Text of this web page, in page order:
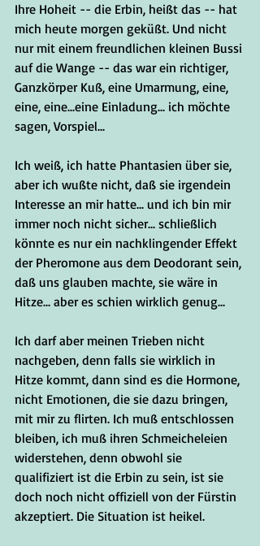
Ihre Hoheit -- die Erbin, heißt das -- hat
mich heute morgen geküßt. Und nicht
nur mit einem freundlichen kleinen Bussi
auf die Wange -- das war ein richtiger,
Ganzkörper Kuß, eine Umarmung, eine,
eine, eine...eine Einladung... ich möchte
sagen, Vorspiel...
Ich weiß, ich hatte Phantasien über sie,
aber ich wußte nicht, daß sie irgendein
Interesse an mir hatte... und ich bin mir
immer noch nicht sicher... schließlich
könnte es nur ein nachklingender Effekt
der Pheromone aus dem Deodorant sein,
daß uns glauben machte, sie wäre in
Hitze... aber es schien wirklich genug...
Ich darf aber meinen Trieben nicht
nachgeben, denn falls sie wirklich in
Hitze kommt, dann sind es die Hormone,
nicht Emotionen, die sie dazu bringen,
mit mir zu flirten. Ich muß entschlossen
bleiben, ich muß ihren Schmeicheleien
widerstehen, denn obwohl sie
qualifiziert ist die Erbin zu sein, ist sie
doch noch nicht offiziell von der Fürstin
akzeptiert. Die Situation ist heikel.